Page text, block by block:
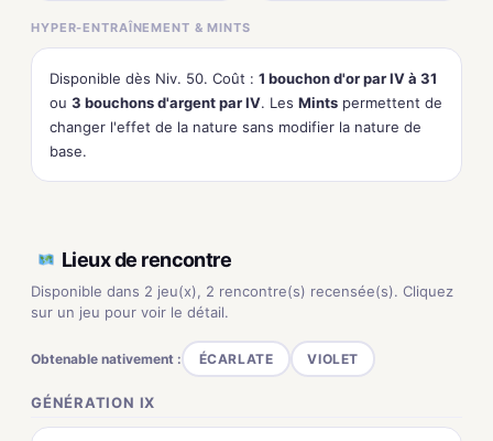
HYPER-ENTRAÎNEMENT & MINTS
Disponible dès Niv. 50. Coût : 1 bouchon d'or par IV à 31
ou 3 bouchons d'argent par IV. Les Mints permettent de
changer l'effet de la nature sans modifier la nature de
base.
Lieux de rencontre
Disponible dans 2 jeu(x), 2 rencontre(s) recensée(s). Cliquez
sur un jeu pour voir le détail.
Obtenable nativement : ÉCARLATE VIOLET
GÉNÉRATION IX